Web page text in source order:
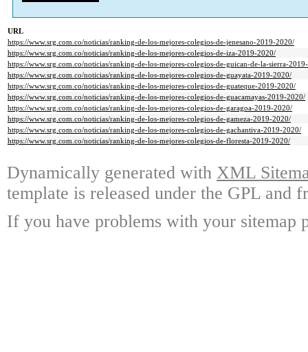
URL
https://www.srg.com.co/noticias/ranking-de-los-mejores-colegios-de-jenesano-2019-2020/
https://www.srg.com.co/noticias/ranking-de-los-mejores-colegios-de-iza-2019-2020/
https://www.srg.com.co/noticias/ranking-de-los-mejores-colegios-de-guican-de-la-sierra-
https://www.srg.com.co/noticias/ranking-de-los-mejores-colegios-de-guayata-2019-2020/
https://www.srg.com.co/noticias/ranking-de-los-mejores-colegios-de-guateque-2019-2020/
https://www.srg.com.co/noticias/ranking-de-los-mejores-colegios-de-guacamayas-2019-2020/
https://www.srg.com.co/noticias/ranking-de-los-mejores-colegios-de-garagoa-2019-2020/
https://www.srg.com.co/noticias/ranking-de-los-mejores-colegios-de-gameza-2019-2020/
https://www.srg.com.co/noticias/ranking-de-los-mejores-colegios-de-gachantiva-2019-2020/
https://www.srg.com.co/noticias/ranking-de-los-mejores-colegios-de-floresta-2019-2020/
Dynamically generated with XML
template is released under the GPL and
If you have problems with your sitemap